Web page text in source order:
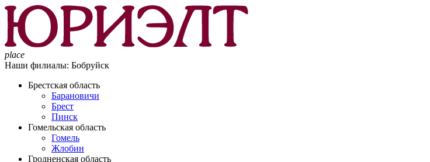
place
Наши филиалы: Бобруйск
Брестская область
Барановичи
Брест
Пинск
Гомельская область
Гомель
Жлобин
Гродненская область